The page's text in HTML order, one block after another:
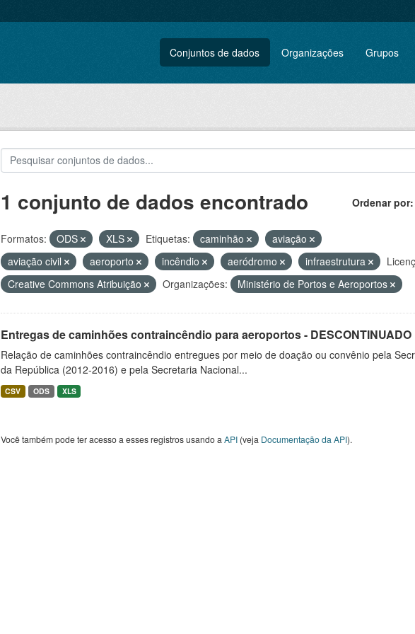
Conjuntos de dados Organizações Grupos
Ordenar por
1 conjunto de dados encontrado
Formatos: ODS XLS Etiquetas: caminhão
aviação
aviação civil
aeroporto incêndio aeródromo infraestrutura
Creative Commons Atribuição
Organizações: Ministério de Portos e Aeroportos
Entregas de caminhões contraincêndio para aeroportos - DESCONTINUADO
Relação de caminhões contraincêndio entregues por meio de doação ou convênio pela
da República (2012-2016) e pela Secretaria Nacional...
CSV ODS XLS
Você também pode ter acesso a esses registros usando a API(veja Documentação da API).